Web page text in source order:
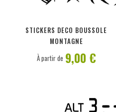
STICKERS DECO BOUSSOLE
MONTAGNE
À partir de 9,00 €